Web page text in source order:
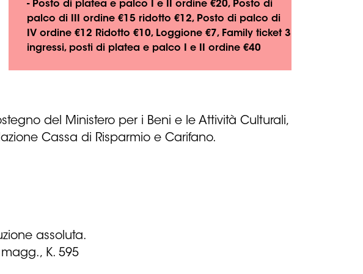
- Posto di platea e palco I e II ordine €20, Posto di
palco di III ordine €15 ridotto €12, Posto di palco di
IV ordine €12 Ridotto €10, Loggione €7, Family ticket 3
ingressi, posti di platea e palco I e II ordine €40
del Ministero per i Beni e le Attività Culturali,
Cassa di Risparmio e Carifano.
assoluta.
K. 595